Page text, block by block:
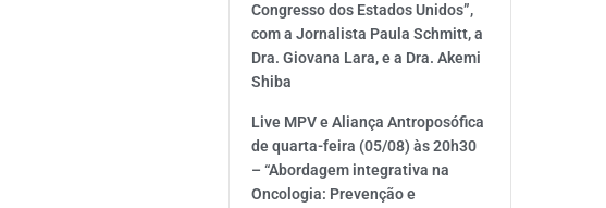
Congresso dos Estados Unidos”,
com a Jornalista Paula Schmitt, a
Dra. Giovana Lara, e a Dra. Akemi
Shiba
Live MPV e Aliança Antroposófica
de quarta-feira (05/08) às 20h30
– “Abordagem integrativa na
Oncologia: Prevenção e